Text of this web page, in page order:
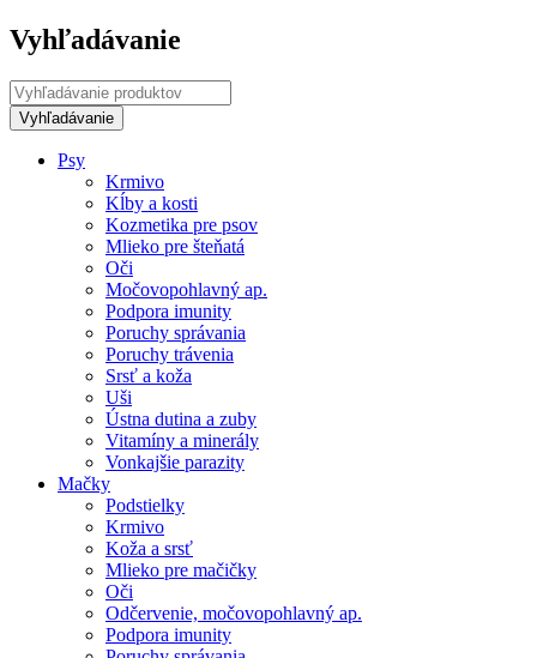
Vyhľadávanie
Psy
Krmivo
Kĺby a kosti
Kozmetika pre psov
Mlieko pre šteňatá
Oči
Močovopohlavný ap.
Podpora imunity
Poruchy správania
Poruchy trávenia
Srsť a koža
Uši
Ústna dutina a zuby
Vitamíny a minerály
Vonkajšie parazity
Mačky
Podstielky
Krmivo
Koža a srsť
Mlieko pre mačičky
Oči
Odčervenie, močovopohlavný ap.
Podpora imunity